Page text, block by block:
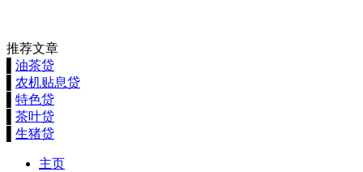
推荐文章
油茶贷
农机贴息贷
特色贷
茶叶贷
生猪贷
主页